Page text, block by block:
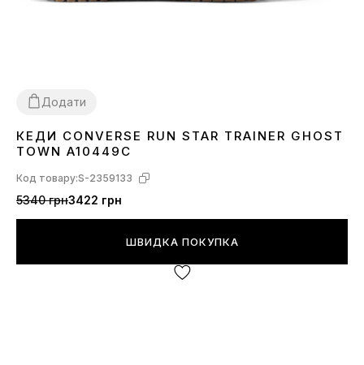
Додати
4041424344 45
КЕДИ CONVERSE RUN STAR TRAINER GHOST
TOWN A10449C
Код товару:S-2359133
5340 грн3422 грн
ШВИДКА ПОКУПКА